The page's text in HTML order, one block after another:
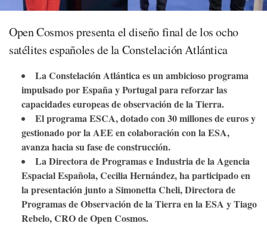
Open Cosmos presenta el diseño final de los ocho
satélites españoles de la Constelación Atlántica
La Constelación Atlántica es un ambicioso programa
impulsado por España y Portugal para reforzar las
capacidades europeas de observación de la Tierra.
El programa ESCA, dotado con 30 millones de euros y
gestionado por la AEE en colaboración con la ESA,
avanza hacia su fase de construcción.
La Directora de Programas e Industria de la Agencia
Espacial Española, Cecilia Hernández, ha participado en
la presentación junto a Simonetta Cheli, Directora de
Programas de Observación de la Tierra en la ESA y Tiago
Rebelo, CRO de Open Cosmos.